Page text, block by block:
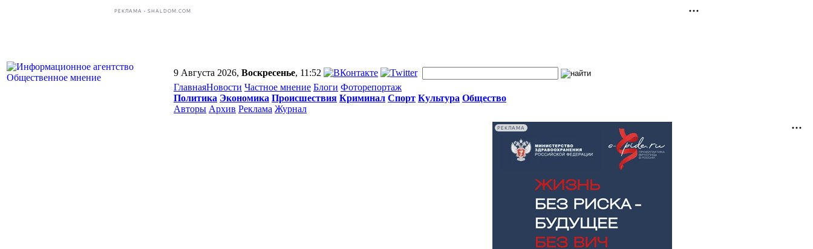
РЕКЛАМА • SHALDOM.COM
9 Августа 2026, Воскресенье, 11:52
ГлавнаяНовости Частное мнение Блоги Фоторепортаж
Политика Экономика Происшествия Криминал Спорт Культура Общество
Авторы Архив Реклама Журнал
РЕКЛАМА